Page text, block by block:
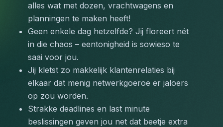
alles wat met dozen, vrachtwagens en
planningen te maken heeft!
Geen enkele dag hetzelfde? Jij floreert nét
in die chaos – eentonigheid is sowieso te
saai voor jou.
Jij kletst zo makkelijk klantenrelaties bij
elkaar dat menig netwerkgoeroe er jaloers
op zou worden.
Strakke deadlines en last minute
beslissingen geven jou net dat beetje extra